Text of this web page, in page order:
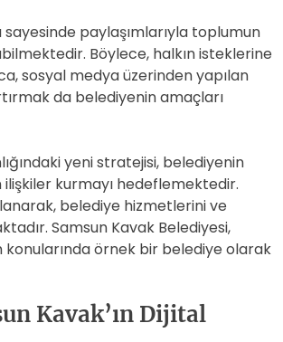
sayesinde paylaşımlarıyla toplumun
Böylece, halkın isteklerine
sosyal medya üzerinden yapılan
da belediyenin amaçları
yeni stratejisi, belediyenin
ilişkiler kurmayı hedeflemektedir.
belediye hizmetlerini ve
Samsun Kavak Belediyesi,
konularında örnek bir belediye olarak
Kavak’ın Dijital